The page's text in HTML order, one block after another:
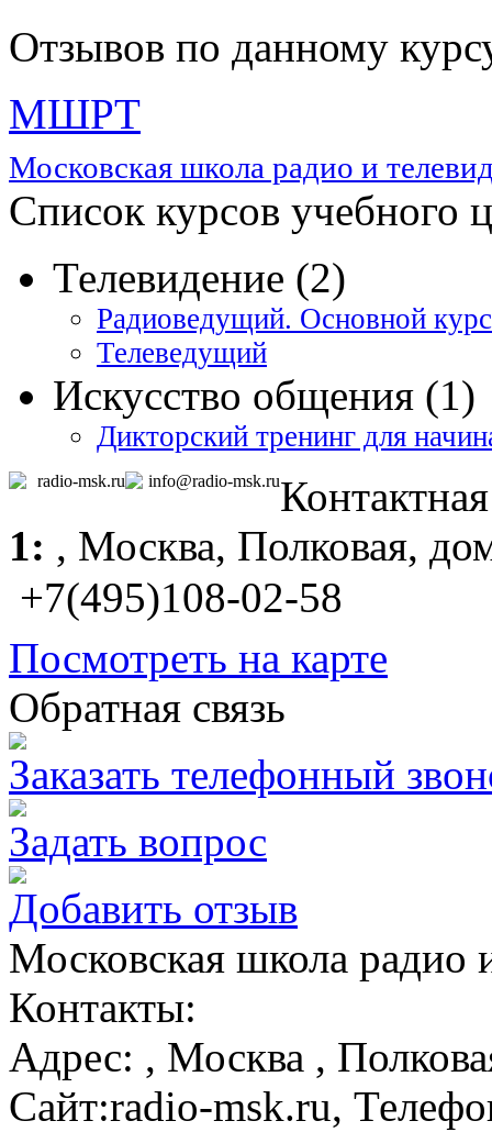
Отзывов по данному
МШРТ
Московская школа радио и
Список курсов учебного
Телевидение (2)
Радиоведущий. Основной курс
Телеведущий
Искусство общения (1)
Дикторский тренинг для
radio-msk.ru info@radio-msk.ru
1: , Москва, Полковая,
+7(495)108-02-58
Посмотреть на карте
Обратная связь
Заказать телефонный
Задать вопрос
Добавить отзыв
Московская школа радио
Контакты:
Адрес: , Москва ,
Сайт:radio-msk.ru,